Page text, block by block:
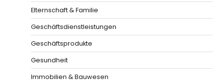
Elternschaft & Familie
Geschäftsdienstleistungen
Geschäftsprodukte
Gesundheit
Immobilien & Bauwesen